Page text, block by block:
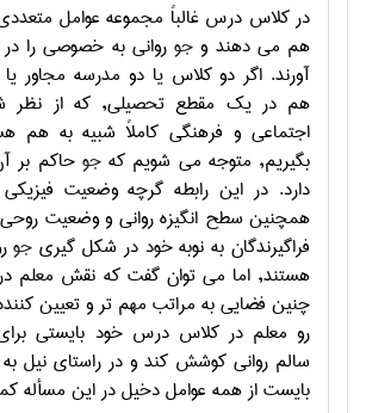
در کلاس درس غالباً مجموعه عوامل
هم مي دهند و جو رواني به خصوصي را
آورند. اگر دو کلاس يا دو مدرسه مجاور
هم در يک مقطع تحصيلي, که از نظر
اجتماعي و فرهنگي کاملاً شبيه به هم
بگيريم, متوجه مي شويم کهجو حاکم بر
دارد. در اين رابطه گرچه وضعيت
همچنين سطح انگيزه رواني و وضعيت
فراگيرندگان به نوبه خود در شکل گيري جو
هستند, اما مي توان گفت که نقش معلم
چنين فضايي به مراتب مهم تر و تعيين
رو معلم در کلاس درس خود بايستي
سالم رواني کوشش کند و در راستاي نيل
بايست از همه عوامل دخيل در اين مسأله